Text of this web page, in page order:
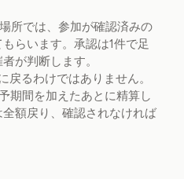
所では、参加が確認済みの
らいます。承認は1件で足
が判断します。
戻るわけではありません。
期間を加えたあとに精算し
額戻り、確認されなければ